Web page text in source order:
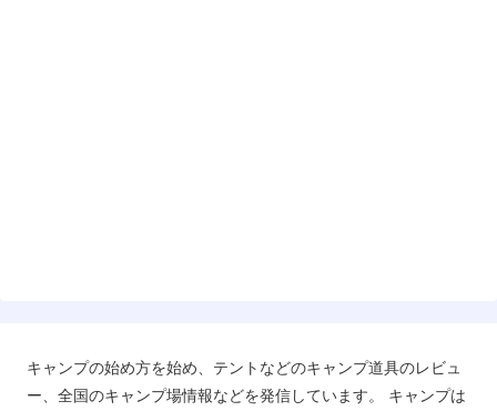
キャンプの始め方を始め、テントなどのキャンプ道具のレビュ
ー、全国のキャンプ場情報などを発信しています。 キャンプは